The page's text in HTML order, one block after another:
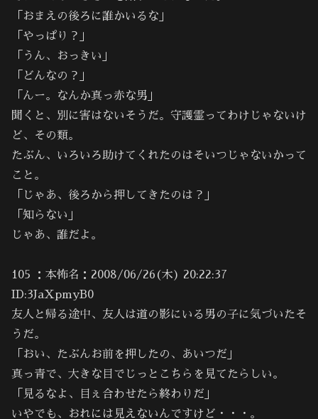
「おまえの後ろに誰かいるな」
「やっぱり？」
「うん、おっきい」
「どんなの？」
「んー。なんか真っ赤な男」
聞くと、別に害はないそうだ。守護霊ってわけじゃないけ
ど、その類。
たぶん、いろいろ助けてくれたのはそいつじゃないかって
こと。
「じゃあ、後ろから押してきたのは？」
「知らない」
じゃあ、誰だよ。
105 ：本怖名：2008/06/26(木) 20:22:37
ID:3JaXpmyB0
友人と帰る途中、友人は道の影にいる男の子に気づいたそ
うだ。
「おい、たぶんお前を押したの、あいつだ」
真っ青で、大きな目でじっとこちらを見てたらしい。
「見るなよ、目ぇ合わせたら終わりだ」
いやでも、おれには見えないんですけど・・・。